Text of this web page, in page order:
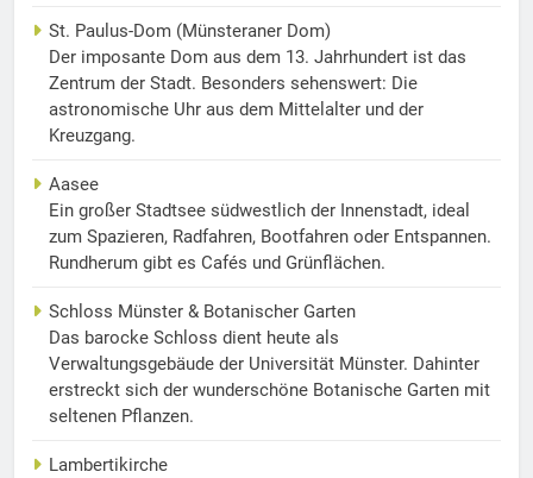
St. Paulus-Dom (Münsteraner Dom)
Der imposante Dom aus dem 13. Jahrhundert ist das
Zentrum der Stadt. Besonders sehenswert: Die
astronomische Uhr aus dem Mittelalter und der
Kreuzgang.
Aasee
Ein großer Stadtsee südwestlich der Innenstadt, ideal
zum Spazieren, Radfahren, Bootfahren oder Entspannen.
Rundherum gibt es Cafés und Grünflächen.
Schloss Münster & Botanischer Garten
Das barocke Schloss dient heute als
Verwaltungsgebäude der Universität Münster. Dahinter
erstreckt sich der wunderschöne Botanische Garten mit
seltenen Pflanzen.
Lambertikirche